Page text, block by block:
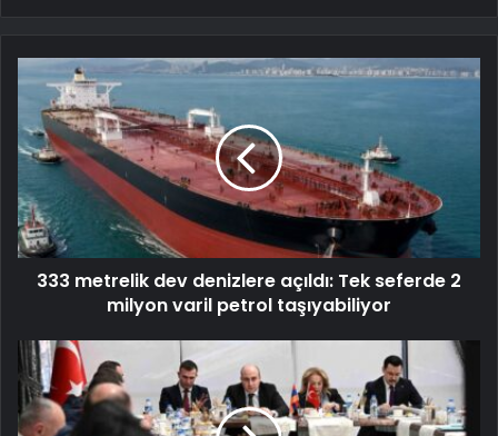
333 metrelik dev denizlere açıldı: Tek seferde 2
milyon varil petrol taşıyabiliyor